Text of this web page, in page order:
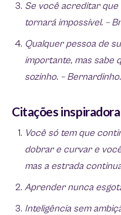
Se você acreditar que
tornará impossível. –
Qualquer pessoa de
importante, mas sabe
sozinho. – Bernardinho.
Citações
Você só tem que
dobrar e curvar e
mas a estrada
Aprender nunca
Inteligência sem